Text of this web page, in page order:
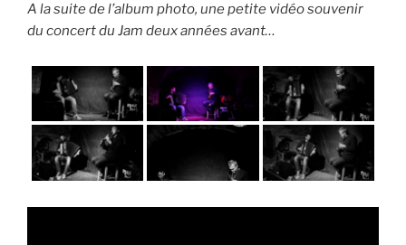
A la suite de l’album photo, une petite vidéo souvenir
du concert du Jam deux années avant…